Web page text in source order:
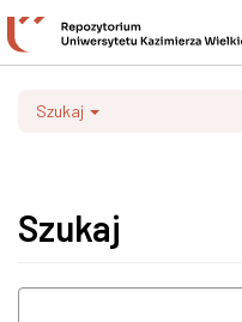
Szukaj
Szukaj